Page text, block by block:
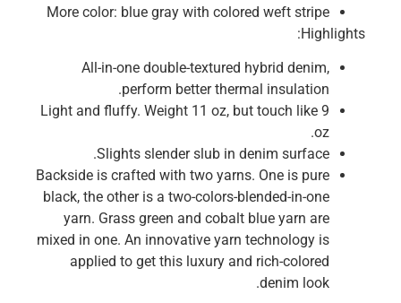
More color: blue gray with colored weft stripe
Highlights:
All-in-one double-textured hybrid denim,
perform better thermal insulation.
Light and fluffy. Weight 11 oz, but touch like 9
oz.
Slights slender slub in denim surface.
Backside is crafted with two yarns. One is pure
black, the other is a two-colors-blended-in-one
yarn. Grass green and cobalt blue yarn are
mixed in one. An innovative yarn technology is
applied to get this luxury and rich-colored
denim look.